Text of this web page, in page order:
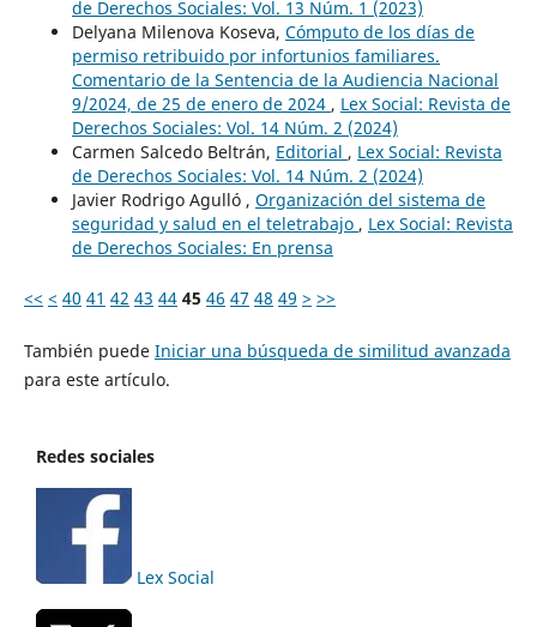
de Derechos Sociales: Vol. 13 Núm. 1 (2023)
Delyana Milenova Koseva, Cómputo de los días de
permiso retribuido por infortunios familiares.
Comentario de la Sentencia de la Audiencia Nacional
9/2024, de 25 de enero de 2024 , Lex Social: Revista de
Derechos Sociales: Vol. 14 Núm. 2 (2024)
Carmen Salcedo Beltrán, Editorial , Lex Social: Revista
de Derechos Sociales: Vol. 14 Núm. 2 (2024)
Javier Rodrigo Agulló , Organización del sistema de
seguridad y salud en el teletrabajo , Lex Social: Revista
de Derechos Sociales: En prensa
<< < 40 41 42 43 44 45 46 47 48 49 > >>
También puede Iniciar una búsqueda de similitud avanzada
para este artículo.
Redes sociales
Lex Social